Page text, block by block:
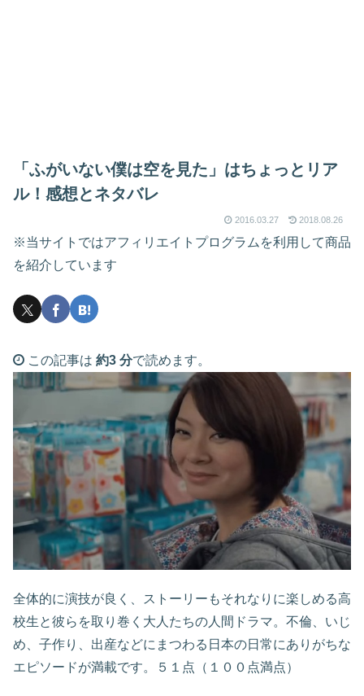
「ふがいない僕は空を見た」はちょっとリア
ル！感想とネタバレ
2016.03.27 2018.08.26
※当サイトではアフィリエイトプログラムを利用して商品
を紹介しています
この記事は 約3 分で読めます。
全体的に演技が良く、ストーリーもそれなりに楽しめる高
校生と彼らを取り巻く大人たちの人間ドラマ。不倫、いじ
め、子作り、出産などにまつわる日本の日常にありがちな
エピソードが満載です。５１点（１００点満点）